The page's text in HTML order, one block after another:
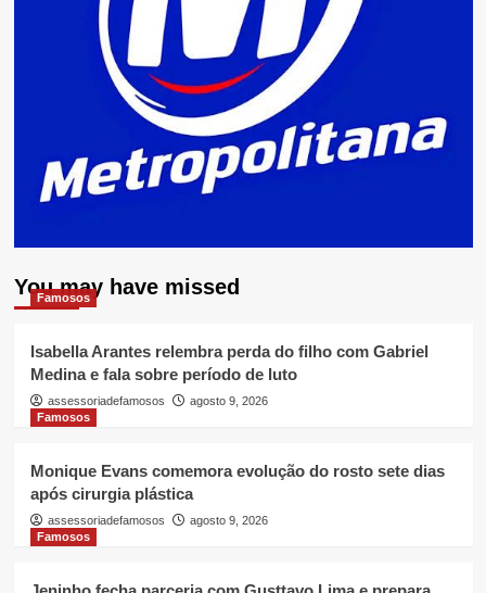
You may have missed
Famosos
Isabella Arantes relembra perda do filho com Gabriel
Medina e fala sobre período de luto
assessoriadefamosos
agosto 9, 2026
Famosos
Monique Evans comemora evolução do rosto sete dias
após cirurgia plástica
assessoriadefamosos
agosto 9, 2026
Famosos